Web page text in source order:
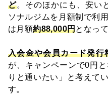
ど。そのほかにも、安い
ソナルジムを月額制で利
は月額約88,000円となっ
入会金や会員カード発行
が、キャンペーンで0円
りと通いたい」と考えて
す。